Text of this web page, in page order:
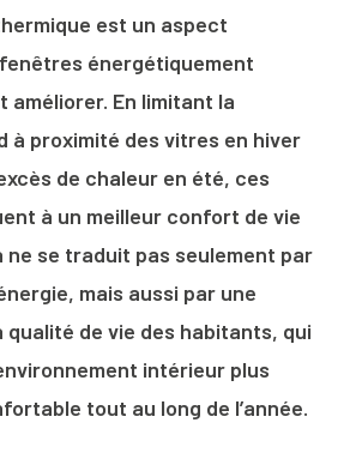
est un aspect
énergétiquement
En limitant la
à proximité des vitres en hiver
de chaleur en été, ces
à un meilleur confort de vie
ne se traduit pas seulement par
mais aussi par une
qualité de vie des habitants, qui
intérieur plus
tout au long de l’année.